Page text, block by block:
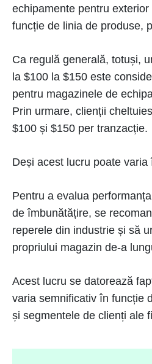
echipamente pentru
funcție de linia de produse,
Ca regulă generală, totuși,
la $100 la $150 este
pentru magazinele de
Prin urmare, clienții
$100 și $150 per tranzacție.
Deși acest lucru poate
Pentru a evalua
de îmbunătățire, se
reperele din industrie și să
propriului magazin de-a
Acest lucru se datorează
varia semnificativ în funcție
și segmentele de clienți ale